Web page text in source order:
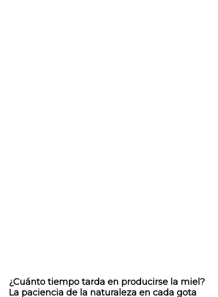
¿Cuánto tiempo tarda en producirse la miel?
La paciencia de la naturaleza en cada gota